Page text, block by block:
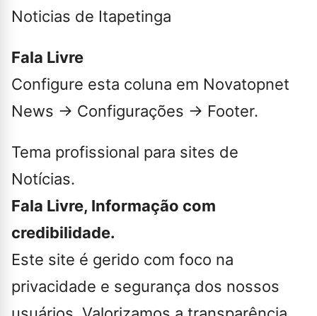
Noticias de Itapetinga
Fala Livre
Configure esta coluna em Novatopnet
News → Configurações → Footer.
Tema profissional para sites de
Notícias.
Fala Livre, Informação com
credibilidade.
Este site é gerido com foco na
privacidade e segurança dos nossos